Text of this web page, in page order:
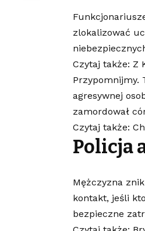
zlokalizować
Czytaj także: Z
Przypomnijmy.
agresywnej
zamordował
Czytaj także:
Policja
Mężczyzna
kontakt, jeśli
bezpieczne